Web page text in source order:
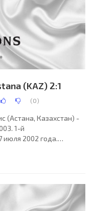
(KAZ) 2:1
(0)
(Астана, Казахстан) -
1-й
июля 2002 года.
Бюлент Узун, Мюнир
Приганюк (МОЛ/РОС),
Иванов (МОЛ/РОС), 8.